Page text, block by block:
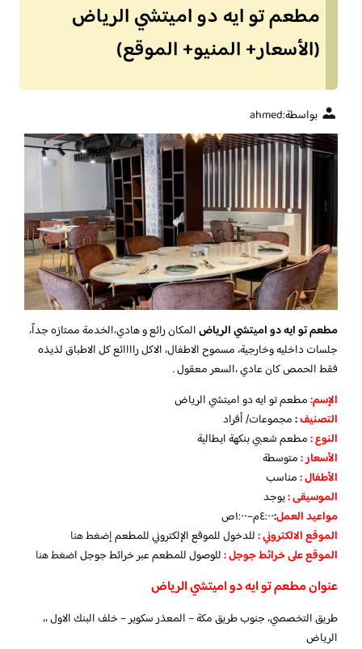
مطعم تو ايه دو اميتشي الرياض
(الأسعار+ المنيو+ الموقع)
بواسطة:ahmed
مطعم تو ايه دو اميتشي الرياضالمكان رائع و هادي،الخدمة ممتازه جداً،
جلسات داخليه وخارجية، مسموح الاطفال، الاكل راااائع كل الاطباق لذيذه
فقط الحمص كان عادي ،السعر معقول .
الإسم:مطعم تو ايه دو اميتشي الرياض
التصنيف:مجموعات/ أفراد
النوع:مطعم شعبي بنكهة ايطالية
الأسعار:متوسطة
الأطفال:مناسب
الموسيقى:يوجد
مواعيد العمل:٤:٠٠م–١:٠٠ص
الموقع الالكتروني:للدخول للموقع الإلكتروني للمطعمإضغط هنا
الموقع على خرائط جوجل:للوصول للمطعم عبر خرائط جوجل اضغط هنا
عنوان مطعم تو ايه دو اميتشي الرياض
طريق التخصصي، جنوب طريق مكة – المعذر سكوير – خلف البنك الاول ،،
الرياض